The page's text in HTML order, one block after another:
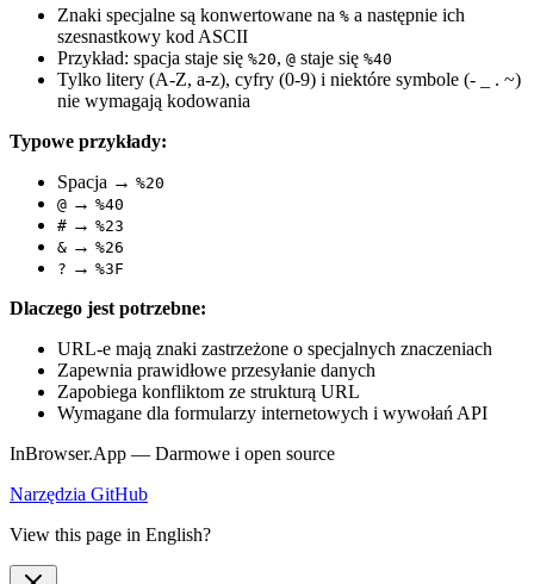
Znaki specjalne są konwertowane na % a następnie ich
szesnastkowy kod ASCII
Przykład: spacja staje się %20, @ staje się %40
Tylko litery (A-Z, a-z), cyfry (0-9) i niektóre symbole (- _ . ~)
nie wymagają kodowania
Typowe przykłady:
Spacja → %20
@ → %40
# → %23
& → %26
? → %3F
Dlaczego jest potrzebne:
URL-e mają znaki zastrzeżone o specjalnych znaczeniach
Zapewnia prawidłowe przesyłanie danych
Zapobiega konfliktom ze strukturą URL
Wymagane dla formularzy internetowych i wywołań API
InBrowser.App — Darmowe i open source
Narzędzia GitHub
View this page in English?